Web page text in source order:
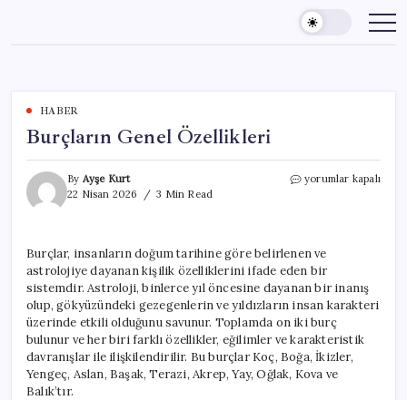
content
HABER
Burçların Genel Özellikleri
By Ayşe Kurt
22 Nisan 2026
3 Min Read
Burçların
yorumlar kapalı
Burçlar, insanların doğum tarihine göre belirlenen ve
astrolojiye dayanan kişilik özelliklerini ifade eden bir
sistemdir. Astroloji, binlerce yıl öncesine dayanan bir inanış
olup, gökyüzündeki gezegenlerin ve yıldızların insan karakteri
üzerinde etkili olduğunu savunur. Toplamda on iki burç
bulunur ve her biri farklı özellikler, eğilimler ve karakteristik
davranışlar ile ilişkilendirilir. Bu burçlar Koç, Boğa, İkizler,
Yengeç, Aslan, Başak, Terazi, Akrep, Yay, Oğlak, Kova ve
Balık’tır.